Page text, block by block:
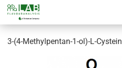
3-(4-Methylpentan-1-ol)-L-Cystein